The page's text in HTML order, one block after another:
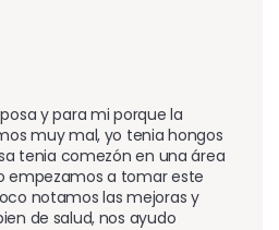
y para mi porque la
muy mal, yo tenia hongos
tenia comezón en una área
empezamos a tomar este
notamos las mejoras y
de salud, nos ayudo